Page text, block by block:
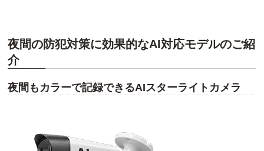
夜間の防犯対策に効果的なAI対応モデルのご紹
介
夜間もカラーで記録できるAIスターライトカメラ